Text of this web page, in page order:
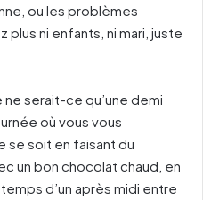
ou les problèmes
plus ni enfants, ni mari, juste
serait-ce qu’une demi
où vous vous
se soit en faisant du
un bon chocolat chaud, en
d’un après midi entre